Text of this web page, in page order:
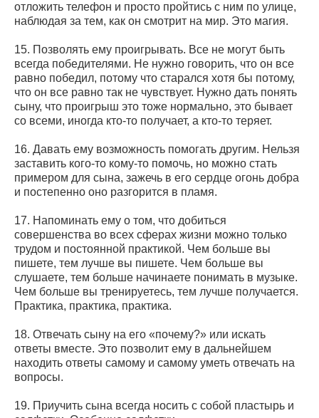
отложить телефон и просто пройтись с ним по улице,
наблюдая за тем, как он смотрит на мир. Это магия.
15. Позволять ему проигрывать. Все не могут быть
всегда победителями. Не нужно говорить, что он все
равно победил, потому что старался хотя бы потому,
что он все равно так не чувствует. Нужно дать понять
сыну, что проигрыш это тоже нормально, это бывает
со всеми, иногда кто-то получает, а кто-то теряет.
16. Давать ему возможность помогать другим. Нельзя
заставить кого-то кому-то помочь, но можно стать
примером для сына, зажечь в его сердце огонь добра
и постепенно оно разгорится в пламя.
17. Напоминать ему о том, что добиться
совершенства во всех сферах жизни можно только
трудом и постоянной практикой. Чем больше вы
пишете, тем лучше вы пишете. Чем больше вы
слушаете, тем больше начинаете понимать в музыке.
Чем больше вы тренируетесь, тем лучше получается.
Практика, практика, практика.
18. Отвечать сыну на его «почему?» или искать
ответы вместе. Это позволит ему в дальнейшем
находить ответы самому и самому уметь отвечать на
вопросы.
19. Приучить сына всегда носить с собой пластырь и